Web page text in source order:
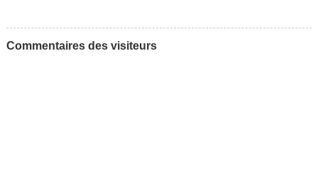
Commentaires des visiteurs